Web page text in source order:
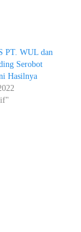
PT. WUL dan
Serobot
Hasilnya